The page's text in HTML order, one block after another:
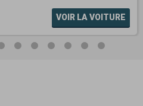
VOIR LA VOITURE